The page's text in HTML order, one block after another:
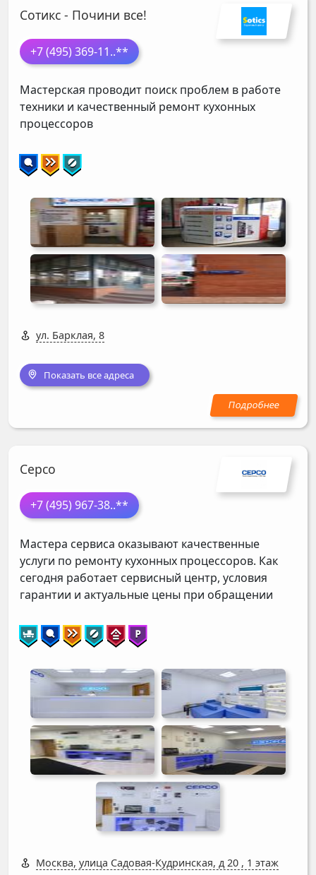
Сотикс - Почини все!
+7 (495) 369-11..**
Мастерская проводит поиск проблем в работе
техники и качественный ремонт кухонных
процессоров
ул. Барклая, 8
Показать все адреса
Серсо
+7 (495) 967-38..**
Мастера сервиса оказывают качественные
услуги по ремонту кухонных процессоров. Как
сегодня работает сервисный центр, условия
гарантии и актуальные цены при обращении
Москва, улица Садовая-Кудринская, д 20 , 1 этаж